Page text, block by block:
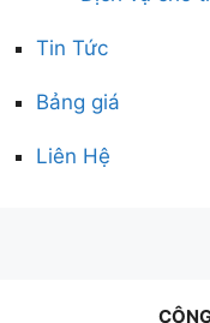
Tin Tức
Bảng giá
Liên Hệ